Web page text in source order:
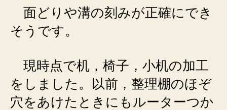
面どりや溝の刻みが正確にでき
そうです。
現時点で机，椅子，小机の加工
をしました。以前，整理棚のほぞ
穴をあけたときにもルーターつか